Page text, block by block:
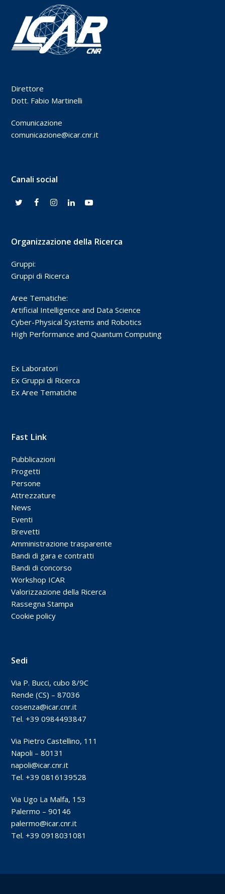
Direttore
Dott. Fabio Martinelli
Comunicazione
comunicazione@icar.cnr.it
Canali social
Organizzazione della Ricerca
Gruppi:
Gruppi di Ricerca
Aree Tematiche:
Artificial Intelligence and Data Science
Cyber-Physical Systems and Robotics
High Performance and Quantum Computing
Ex Laboratori
Ex Gruppi di Ricerca
Ex Aree Tematiche
Fast Link
Pubblicazioni
Progetti
Persone
Attrezzature
News
Eventi
Brevetti
Amministrazione trasparente
Bandi di gara e contratti
Bandi di concorso
Workshop ICAR
Valorizzazione della Ricerca
Rassegna Stampa
Cookie policy
Sedi
Via P. Bucci, cubo 8/9C
Rende (CS) – 87036
cosenza@icar.cnr.it
Tel. +39 0984493847
Via Pietro Castellino, 111
Napoli – 80131
napoli@icar.cnr.it
Tel. +39 0816139528
Via Ugo La Malfa, 153
Palermo – 90146
palermo@icar.cnr.it
Tel. +39 0918031081